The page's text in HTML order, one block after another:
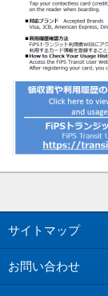
サイトマップ
お問い合わせ